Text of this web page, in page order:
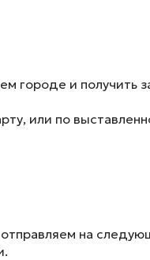
городе и получить
или по
на